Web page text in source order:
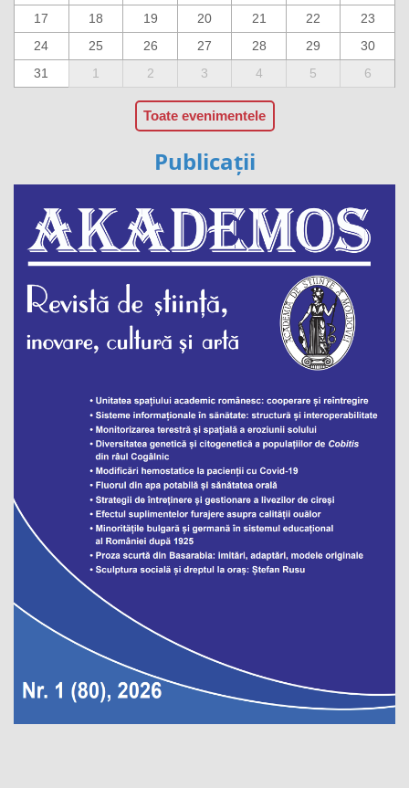
17
18 19 20 21 22
23
24
25 26 27 28 29
30
31
1 2 3 4 5 6
Toate evenimentele
Publicații